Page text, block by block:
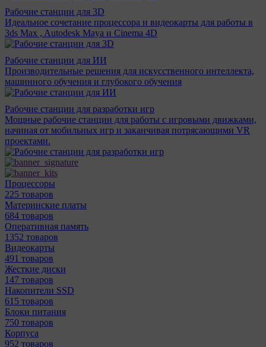
Рабочие станции для 3D
Идеальное сочетание процессора и видеокарты для работы в
3ds Max , Autodesk Maya и Cinema 4D
Рабочие станции для ИИ
Производительные решения для искусственного интеллекта,
машинного обучения и глубокого обучения
Рабочие станции для разработки игр
Мощные рабочие станции для работы с игровыми движками,
начиная от мобильных игр и заканчивая потрясающими VR
проектами.
Процессоры
225 товаров
Материнcкие платы
684 товаров
Оперативная память
1352 товаров
Видеокарты
491 товаров
Жесткие диски
147 товаров
Накопители SSD
615 товаров
Блоки питания
750 товаров
Корпуса
952 товаров